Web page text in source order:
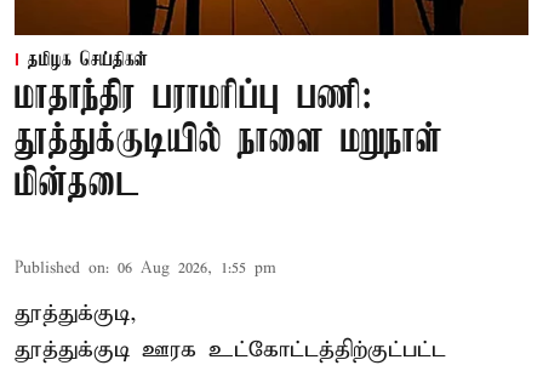
தமிழக செய்திகள்
மாதாந்திர பராமரிப்பு பணி:
தூத்துக்குடியில் நாளை மறுநாள்
மின்தடை
Published on: 06 Aug 2026, 1:55 pm
தூத்துக்குடி,
தூத்துக்குடி ஊரக உட்கோட்டத்திற்குட்பட்ட